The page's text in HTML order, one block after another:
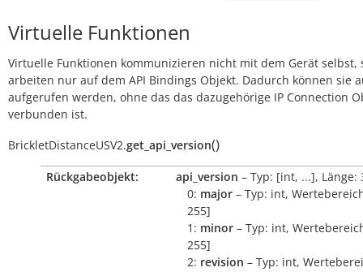
Virtuelle Funktionen
Virtuelle Funktionen kommunizieren nicht mit dem Gerät selbst,
arbeiten nur auf dem API Bindings Objekt. Dadurch können sie
aufgerufen werden, ohne das das dazugehörige IP Connection
verbunden ist.
BrickletDistanceUSV2.get_api_version()
Rückgabeobjekt: api_version – Typ: [int, ...], Länge:
0: major – Typ: int,
255]
1: minor – Typ: int,
255]
2: revision – Typ: int,